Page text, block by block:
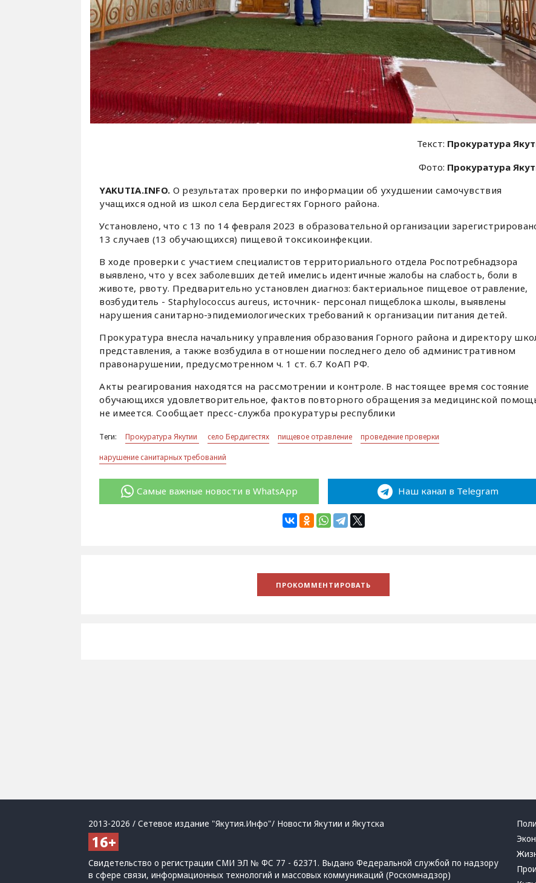
Текст: Прокуратура
Фото: Прокуратура
YAKUTIA.INFO. О результатах проверки по информации об ухудшении самочувствия
учащихся одной из школ села Бердигестях Горного района.
Установлено, что с 13 по 14 февраля 2023 в образовательной организации
13 случаев (13 обучающихся) пищевой токсикоинфекции.
В ходе проверки с участием специалистов территориального отдела Роспотребнадзора
выявлено, что у всех заболевших детей имелись идентичные жалобы на слабость, боли в
животе, рвоту. Предварительно установлен диагноз: бактериальное пищевое отравление,
возбудитель - Staphylococcus aureus, источник- персонал пищеблока школы, выявлены
нарушения санитарно-эпидемиологических требований к организации питания детей.
Прокуратура внесла начальнику управления образования Горного района и директору
представления, а также возбудила в отношении последнего дело об административном
правонарушении, предусмотренном ч. 1 ст. 6.7 КоАП РФ.
Акты реагирования находятся на рассмотрении и контроле. В настоящее время состояние
обучающихся удовлетворительное, фактов повторного обращения за медицинской
не имеется. Сообщает пресс-служба прокуратуры республики
Теги: Прокуратура Якутии село Бердигестях пищевое отравление
проведение проверки
нарушение санитарных требований
Самые важные новости в WhatsApp Наш канал в Telegram
2013-2026 / Сетевое издание "Якутия.Инфо"/ Новости Якутии и Якутска
Свидетельство о регистрации СМИ ЭЛ № ФС 77 - 62371. Выдано Федеральной службой по надзору
в сфере связи, информационных технологий и массовых коммуникаций (Роскомнадзор)